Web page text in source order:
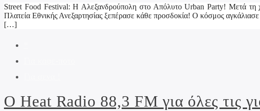
Street Food Festival: Η Αλεξανδρούπολη στο Απόλυτο Urban Party! Μετά τη
Πλατεία Εθνικής Ανεξαρτησίας ξεπέρασε κάθε προσδοκία! Ο κόσμος
[…]
Ο Heat Radio 88,3 FM για όλες τις